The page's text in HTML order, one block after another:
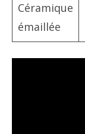
Céramique
émaillée